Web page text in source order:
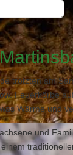
characters for
trotzten am
Feuerkörbe
Wärme und
und